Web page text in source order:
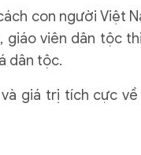
con người Việt
giáo viên dân tộc
dân tộc.
giá trị tích cực